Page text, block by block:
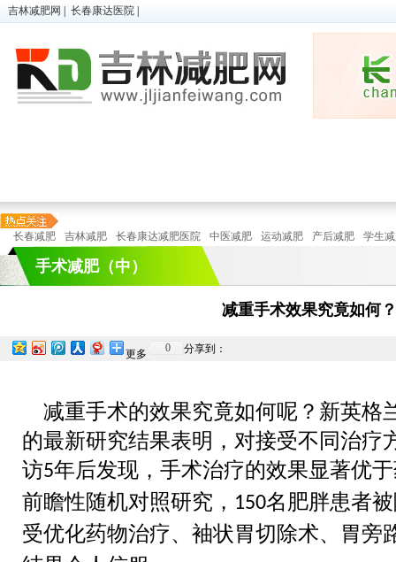
吉林减肥网 长春康达医院
热点关注
长春减肥 吉林减肥 长春康达减肥医院 中医减肥 运动减肥 产后减肥 学生
手术减肥（中）
减重手术效果究竟如何？
分享到：
更多 0
减重手术的效果究竟如何呢？新英格
的最新研究结果表明，对接受不同治疗
访5年后发现，手术治疗的效果显著优
前瞻性随机对照研究， 150名肥胖患者
受优化药物治疗、袖状胃切除术、胃旁